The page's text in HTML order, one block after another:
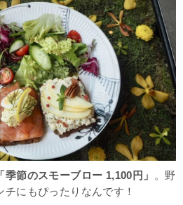
「季節のスモーブロー 1,100円」 。野
にもぴったりなんです！